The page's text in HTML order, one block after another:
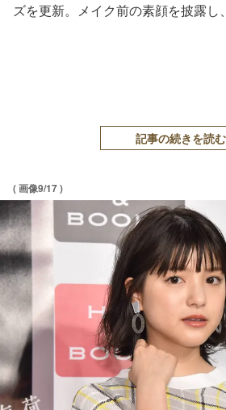
ズを更新。メイク前の素顔を披露し
記事の続きを読む
( 画像9/17 )